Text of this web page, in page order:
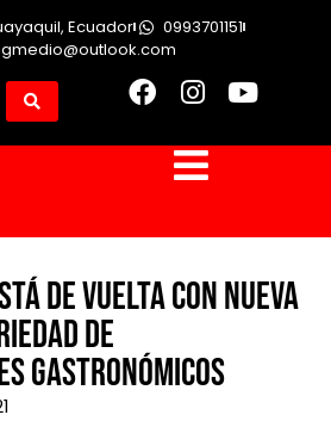
Ecuador
0993701151
de vuelta con nueva
de
gastronómicos